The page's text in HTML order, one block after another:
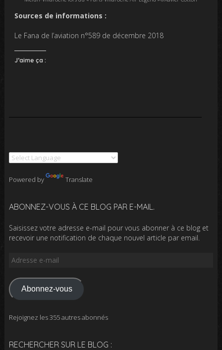
Sources de informations :
Le Fana de l’aviation n°589 de décembre 2018
J’aime ça :
Powered by Translate
ABONNEZ-VOUS À CE BLOG PAR E-MAIL.
Saisissez votre adresse e-mail pour vous abonner à ce blog et
recevoir une notification de chaque nouvel article par email.
Adresse
mail
Abonnez-vous
Rejoignez les 355 autres abonnés
RECHERCHER SUR LE BLOG :